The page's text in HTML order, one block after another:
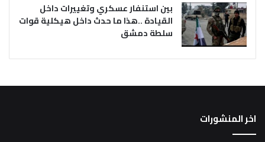
بين استنفار عسكري وتغييرات داخل
القيادة ..هذا ما حدث داخل هيكلية قوات
سلطة دمشق
اخر المنشورات